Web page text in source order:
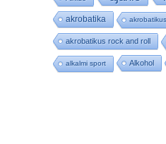
akrobatika
akrobatikus rock and roll
alkalmi sport Alkohol